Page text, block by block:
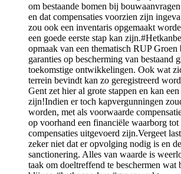
om bestaande bomen bij
en dat compensaties voorzien zijn
zou ook een inventaris opgemaakt
een goede eerste stap kan
opmaak van een thematisch RUP Groen
garanties op bescherming van bestaand
toekomstige ontwikkelingen. Ook wat
terrein bevindt kan zo geregistreerd
Gent zet hier al grote stappen en kan
zijn!Indien er toch kapvergunningen
worden, met als voorwaarde
op voorhand een financiële waarborg tot
compensaties uitgevoerd zijn.Vergeet
zeker niet dat er opvolging nodig is en
sanctionering. Alles van waarde is
taak om doeltreffend te beschermen wat